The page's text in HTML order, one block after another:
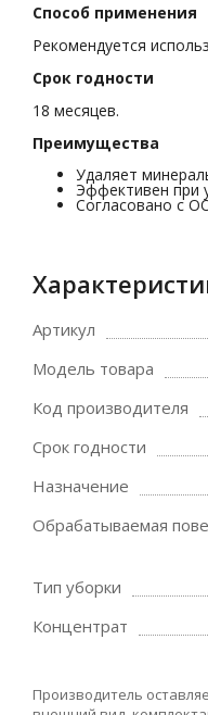
Способ применения
Рекомендуется
Срок годности
18 месяцев.
Преимущества
Удаляет
Эффективен при
Согласовано с
Артикул
Модель товара
Код производителя
Срок годности
Назначение
Обрабатываемая
Тип уборки
Концентрат
Производитель